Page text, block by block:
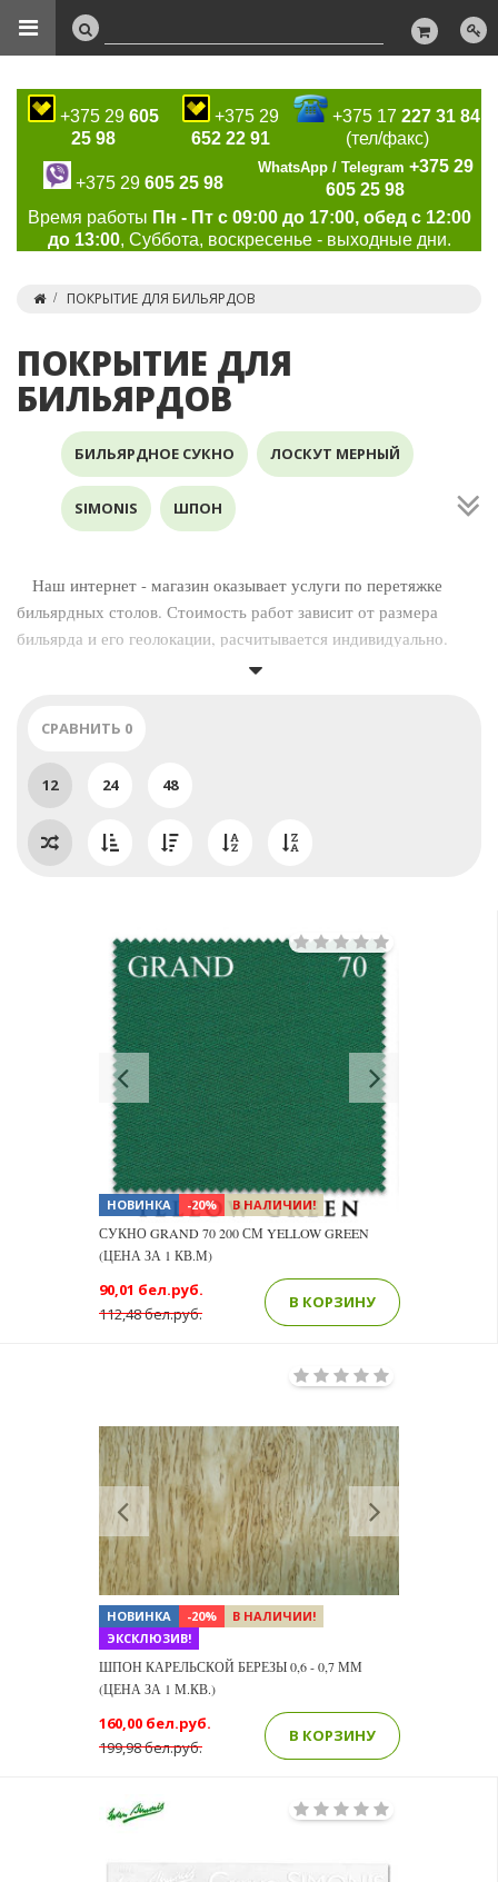
+375 29 605
25 98
+375 29
652 22 91
+375 17227 31 84
(тел/факс)
+375 29 605 25 98
WhatsApp / Telegram +375 29
605 25 98
Время работы Пн - Пт с 09:00 до 17:00, обед с 12:00
до 13:00, Суббота, воскресенье - выходные дни.
ПОКРЫТИЕ ДЛЯ БИЛЬЯРДОВ
ПОКРЫТИЕ ДЛЯ
БИЛЬЯРДОВ
БИЛЬЯРДНОЕ СУКНО ЛОСКУТ МЕРНЫЙ
SIMONIS ШПОН
Наш интернет - магазин оказывает услуги по перетяжке
бильярдных столов. Стоимость работ зависит от размера
бильярда и его геолокации, расчитывается индивидуально.
Комплекс работ по перетяжке бильярда включает в себя:
- регулировка по уровню;
покупке сукна рулонами.
Звоните, спрашивайте, будем рады ответить на все
интересующие Вас вопросы!
СРАВНИТЬ 0
12 24 48
Previous Next
НОВИНКА -20% В НАЛИЧИИ!
СУКНО GRAND 70 200 СМ YELLOW GREEN
(ЦЕНА ЗА 1 КВ.М)
112,48 бел.руб.
90,01 бел.руб.
В КОРЗИНУ
Previous Next
НОВИНКА -20%
В НАЛИЧИИ!
ЭКСКЛЮЗИВ!
ШПОН КАРЕЛЬСКОЙ БЕРЕЗЫ 0,6 - 0,7 ММ
(ЦЕНА ЗА 1 М.КВ.)
199,98 бел.руб.
160,00 бел.руб.
В КОРЗИНУ